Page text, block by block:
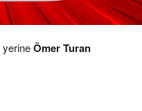
yerineÖmer Turan